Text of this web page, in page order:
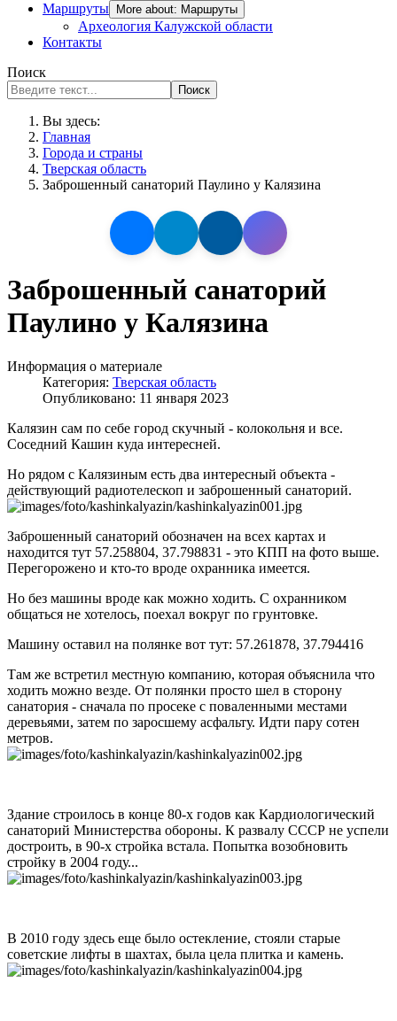
Маршруты
More about: Маршруты
Археология Калужской области
Контакты
Поиск
Поиск
Вы здесь:
Главная
Города и страны
Тверская область
Заброшенный санаторий Паулино у Калязина
Заброшенный санаторий
Паулино у Калязина
Информация о материале
Категория: Тверская область
Опубликовано: 11 января 2023
Калязин сам по себе город скучный - колокольня и все.
Соседний Кашин куда интересней.
Но рядом с Калязиным есть два интересный объекта -
действующий радиотелескоп и заброшенный санаторий.
Заброшенный санаторий обозначен на всех картах и
находится тут 57.258804, 37.798831 - это КПП на фото выше.
Перегорожено и кто-то вроде охранника имеется.
Но без машины вроде как можно ходить. С охранником
общаться не хотелось, поехал вокруг по грунтовке.
Машину оставил на полянке вот тут: 57.261878, 37.794416
Там же встретил местную компанию, которая объяснила что
ходить можно везде. От полянки просто шел в сторону
санатория - сначала по просеке с поваленными местами
деревьями, затем по заросшему асфальту. Идти пару сотен
метров.
Здание строилось в конце 80-х годов как Кардиологический
санаторий Министерства обороны. К развалу СССР не успели
достроить, в 90-х стройка встала. Попытка возобновить
стройку в 2004 году...
В 2010 году здесь еще было остекление, стояли старые
советские лифты в шахтах, была цела плитка и камень.